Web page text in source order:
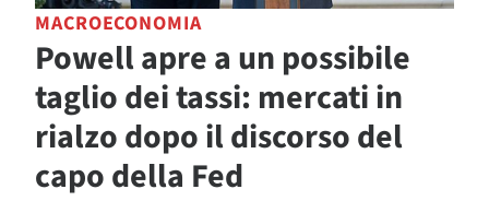
MACROECONOMIA
Powell apre a un possibile
taglio dei tassi: mercati in
rialzo dopo il discorso del
capo della Fed